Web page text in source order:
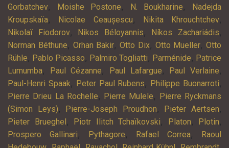
Gorbatchev, Moishe Postone, N. Boukharine,
Nadejda
Kroupskaïa, Nicolae Ceaușescu, Nikita Khrouchtchev,
Nikolaï Fiodorov, Nikos Béloyannis, Níkos Zachariádis,
Norman Béthune, Orhan Bakir, Otto Dix, Otto Mueller, Otto
Rühle, Pablo Picasso, Palmiro Togliatti, Parménide, Patrice
Lumumba, Paul Cézanne, Paul Lafargue, Paul Verlaine,
Paul-Henri Spaak, Peter Paul Rubens, Philippe Buonarroti,
Pierre Drieu La Rochelle, Pierre Mulele,
Pierre Ryckmans
(Simon Leys), Pierre-Joseph Proudhon, Pieter Aertsen,
Pieter Brueghel , Piotr Ilitch Tchaïkovski, Platon, Plotin,
Prospero Gallinari, Pythagore, Rafael Correa,
Raoul